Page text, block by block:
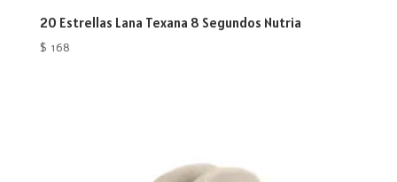
20 Estrellas Lana Texana 8 Segundos Nutria
$ 168